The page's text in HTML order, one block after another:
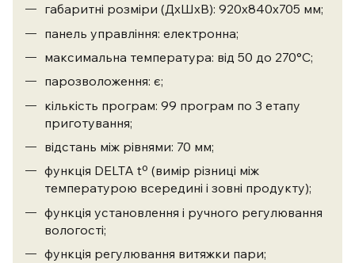
габаритні розміри (ДхШхВ): 920х840х705 мм;
панель управління: електронна;
максимальна температура: від 50 до 270°C;
парозволоження: є;
кількість програм: 99 програм по 3 етапу
приготування;
відстань між рівнями: 70 мм;
функція DELTA tº (вимір різниці між
температурою всередині і зовні продукту);
функція установлення і ручного регулювання
вологості;
функція регулювання витяжки пари;